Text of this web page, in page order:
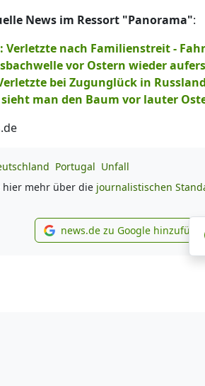
News im Ressort "Panorama":
nach Familienstreit -
vor Ostern wieder
bei Zugunglück in
man den Baum vor lauter
Portugal Unfall
hier mehr über die journalistischen
news.de zu
news.de zu Google